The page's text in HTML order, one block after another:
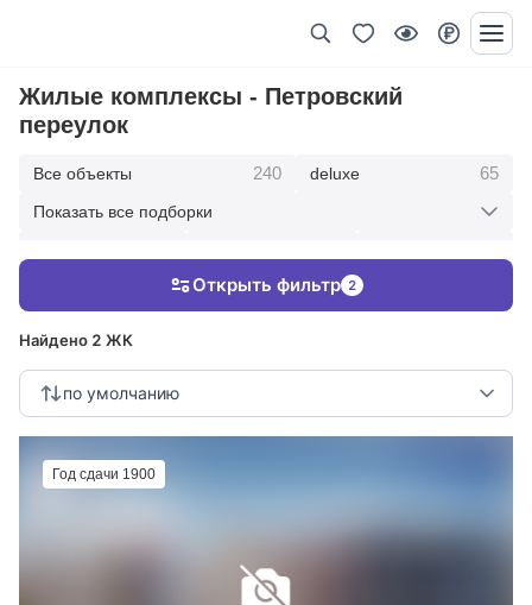
Жилые комплексы - Петровский
переулок
Все объекты 240 deluxe 65
123 клубные дома
Показать все подборки
Найдено 2 ЖК
по умолчанию
Открыть фильтр 2
Год сдачи 1900